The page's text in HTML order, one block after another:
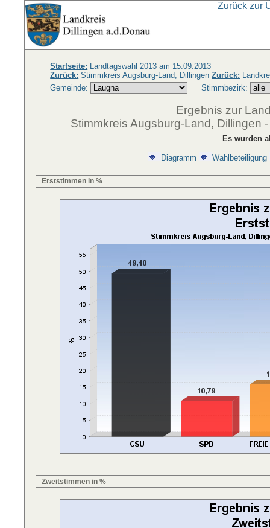
Zurück zur
Startseite: Landtagswahl 2013 am 15.09.2013
Zurück: Stimmkreis Augsburg-Land, Dillingen Zurück:
Gemeinde:
Stimmbezirk:
Ergebnis zur
Stimmkreis Augsburg-Land, Dillingen
Es wurden
Diagramm Wahlbeteiligung
Erststimmen in %
Zweitstimmen in %